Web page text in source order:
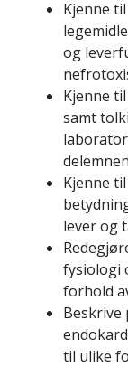
Kjenne
og
Kjenne
samt
Kjenne
lever og
fysiologi
forhold
til ulike